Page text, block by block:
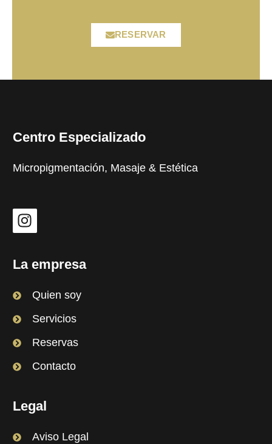
RESERVAR
Centro Especializado
Micropigmentación, Masaje & Estética
I
n
t
g
m
La empresa
Quien soy
Servicios
Reservas
Contacto
Legal
Aviso Legal